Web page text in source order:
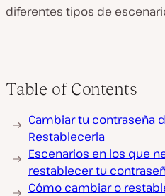
diferentes tipos de
Table of Contents
Cambiar tu contraseña
Restablecerla
Escenarios en los que
restablecer tu
Cómo cambiar o